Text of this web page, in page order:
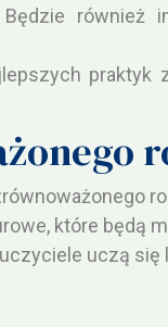
które będą
uczą